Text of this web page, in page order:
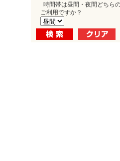
時間帯は昼間・夜間どちら
ご利用ですか？